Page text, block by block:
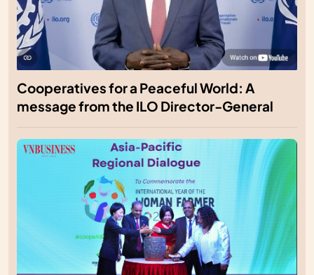
Cooperatives for a Peaceful World: A
message from the ILO Director-General